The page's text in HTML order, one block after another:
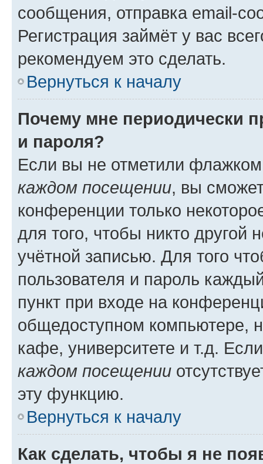
сообщения, отправка email-
Регистрация займёт у вас
рекомендуем это сделать.
Вернуться к началу
Почему мне периодически
и пароля?
Если вы не отметили
каждом посещении, вы
конференции только
для того, чтобы никто другой
учётной записью. Для того
пользователя и пароль
пункт при входе на
общедоступном компьютере,
кафе, университете и т.д.
каждом посещении
эту функцию.
Вернуться к началу
Как сделать, чтобы я не